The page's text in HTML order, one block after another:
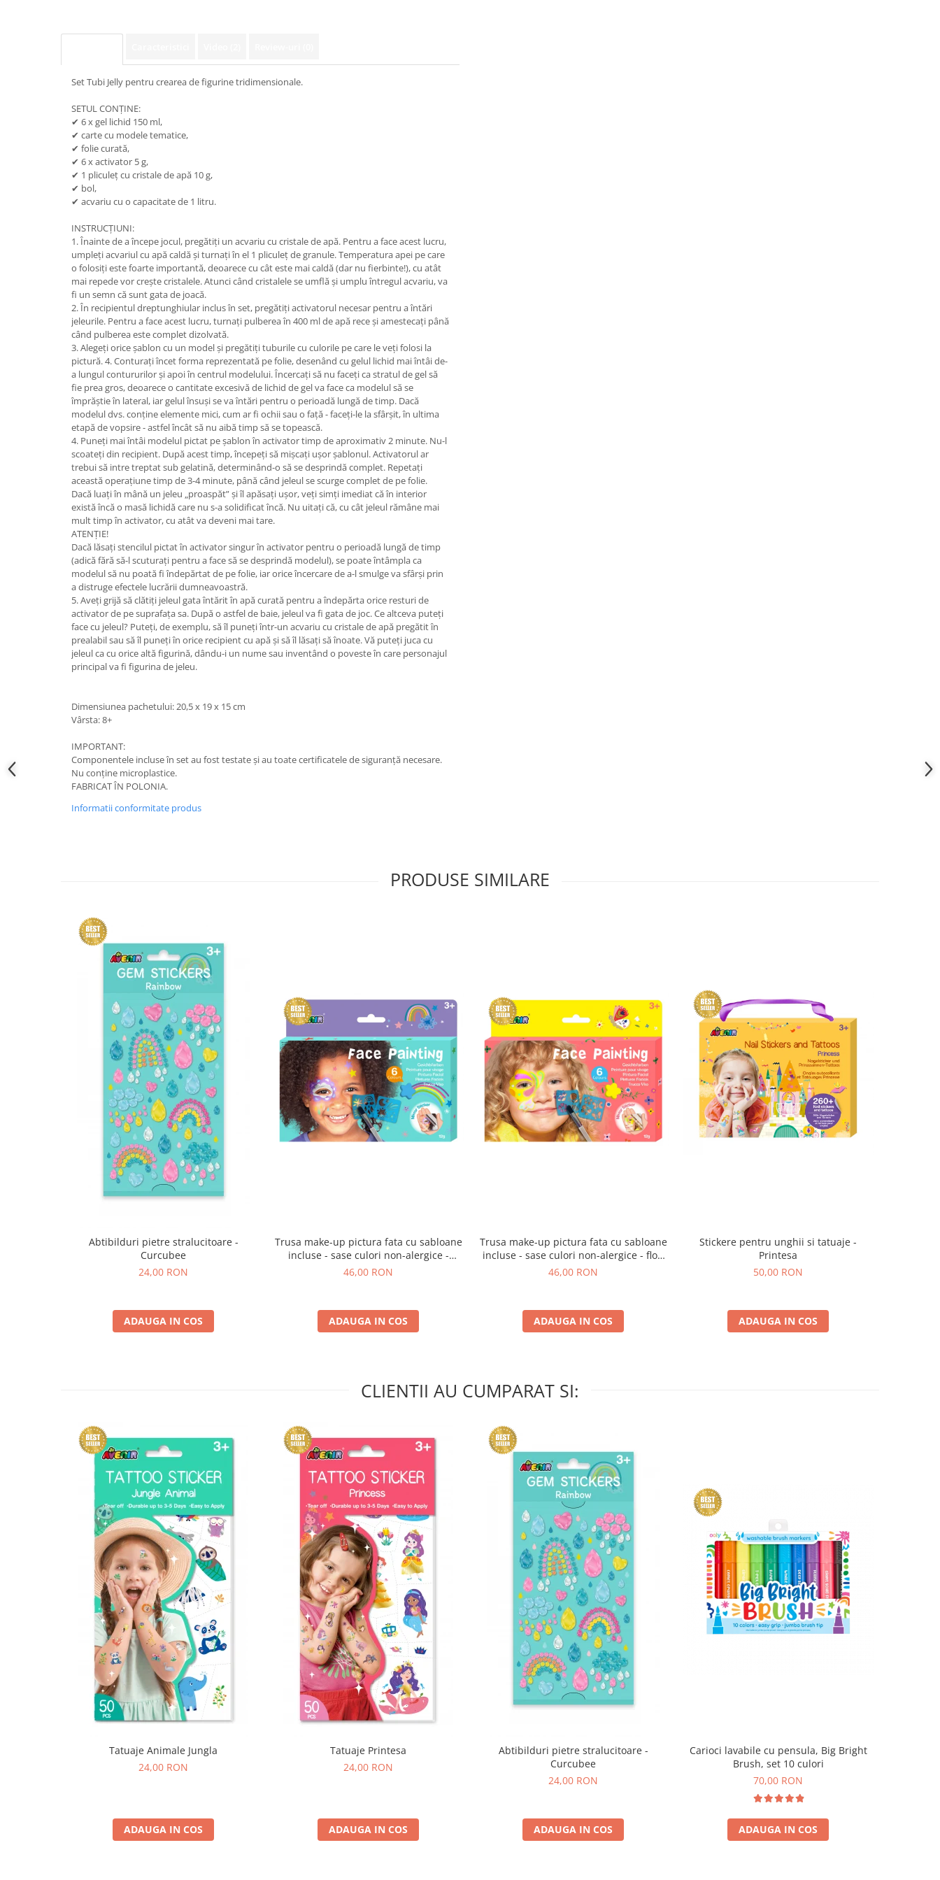
Set Tubi Jelly pentru crearea de figurine tridimensionale.
SETUL CONȚINE:
✔ 6 x gel lichid 150 ml,
✔ carte cu modele tematice,
✔ folie curată,
✔ 6 x activator 5 g,
✔ 1 pliculeț cu cristale de apă 10 g,
✔ bol,
✔ acvariu cu o capacitate de 1 litru.
INSTRUCȚIUNI:
1. Înainte de a începe jocul, pregătiți un acvariu cu cristale de apă. Pentru a face acest lucru,
umpleți acvariul cu apă caldă și turnați în el 1 pliculeț de granule. Temperatura apei pe care
o folosiți este foarte importantă, deoarece cu cât este mai caldă (dar nu fierbinte!), cu atât
mai repede vor crește cristalele. Atunci când cristalele se umflă și umplu întregul acvariu, va
fi un semn că sunt gata de joacă.
2. În recipientul dreptunghiular inclus în set, pregătiți activatorul necesar pentru a întări
jeleurile. Pentru a face acest lucru, turnați pulberea în 400 ml de apă rece și amestecați până
când pulberea este complet dizolvată.
3. Alegeți orice șablon cu un model și pregătiți tuburile cu culorile pe care le veți folosi la
pictură. 4. Conturați încet forma reprezentată pe folie, desenând cu gelul lichid mai întâi de-
a lungul contururilor și apoi în centrul modelului. Încercați să nu faceți ca stratul de gel să
fie prea gros, deoarece o cantitate excesivă de lichid de gel va face ca modelul să se
împrăștie în lateral, iar gelul însuși se va întări pentru o perioadă lungă de timp. Dacă
modelul dvs. conține elemente mici, cum ar fi ochii sau o față - faceți-le la sfârșit, în ultima
etapă de vopsire - astfel încât să nu aibă timp să se topească.
4. Puneți mai întâi modelul pictat pe șablon în activator timp de aproximativ 2 minute. Nu-l
scoateți din recipient. După acest timp, începeți să mișcați ușor șablonul. Activatorul ar
trebui să intre treptat sub gelatină, determinând-o să se desprindă complet. Repetați
această operațiune timp de 3-4 minute, până când jeleul se scurge complet de pe folie.
Dacă luați în mână un jeleu „proaspăt” și îl apăsați ușor, veți simți imediat că în interior
există încă o masă lichidă care nu s-a solidificat încă. Nu uitați că, cu cât jeleul rămâne mai
mult timp în activator, cu atât va deveni mai tare.
ATENȚIE!
Dacă lăsați stencilul pictat în activator singur în activator pentru o perioadă lungă de timp
(adică fără să-l scuturați pentru a face să se desprindă modelul), se poate întâmpla ca
modelul să nu poată fi îndepărtat de pe folie, iar orice încercare de a-l smulge va sfârși prin
a distruge efectele lucrării dumneavoastră.
5. Aveți grijă să clătiți jeleul gata întărit în apă curată pentru a îndepărta orice resturi de
activator de pe suprafața sa. După o astfel de baie, jeleul va fi gata de joc. Ce altceva puteți
face cu jeleul? Puteți, de exemplu, să îl puneți într-un acvariu cu cristale de apă pregătit în
prealabil sau să îl puneți în orice recipient cu apă și să îl lăsați să înoate. Vă puteți juca cu
jeleul ca cu orice altă figurină, dându-i un nume sau inventând o poveste în care personajul
principal va fi figurina de jeleu.
Dimensiunea pachetului: 20,5 x 19 x 15 cm
Vârsta: 8+
IMPORTANT:
Componentele incluse în set au fost testate și au toate certificatele de siguranță necesare.
Nu conține microplastice.
FABRICAT ÎN POLONIA.
Informatii conformitate produs
PRODUSE SIMILARE
Abtibilduri pietre stralucitoare -
Curcubee
24,00 RON
ADAUGA IN COS
Trusa make-up pictura fata cu sabloane
incluse - sase culori non-alergice -
curcubeu si stele
46,00 RON
ADAUGA IN COS
Trusa make-up pictura fata cu sabloane
incluse - sase culori non-alergice - flori
si fluturi
46,00 RON
ADAUGA IN COS
Stickere pentru unghii si tatuaje -
Printesa
50,00 RON
ADAUGA IN COS
CLIENTII AU CUMPARAT SI:
Tatuaje Animale Jungla
24,00 RON
ADAUGA IN COS
Tatuaje Printesa
24,00 RON
ADAUGA IN COS
Abtibilduri pietre stralucitoare -
Curcubee
24,00 RON
ADAUGA IN COS
Carioci lavabile cu pensula, Big Bright
Brush, set 10 culori
70,00 RON
ADAUGA IN COS